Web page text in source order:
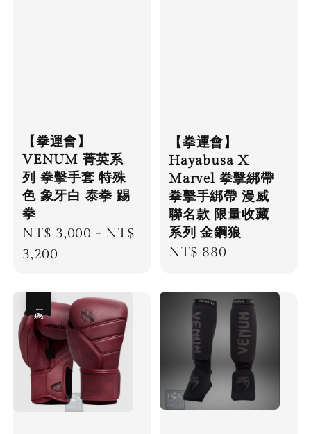
【拳運會】
VENUM 菁英系
列 拳擊手套 特殊
色 象牙白 泰拳 踢
拳
Regular
price
NT$ 3,000 - NT$
3,200
【拳運會】
Hayabusa X
Marvel 拳擊綁帶
拳擊手綁帶 漫威
聯名款 限量收藏
系列 金鋼狼
Regular
NT$ 880